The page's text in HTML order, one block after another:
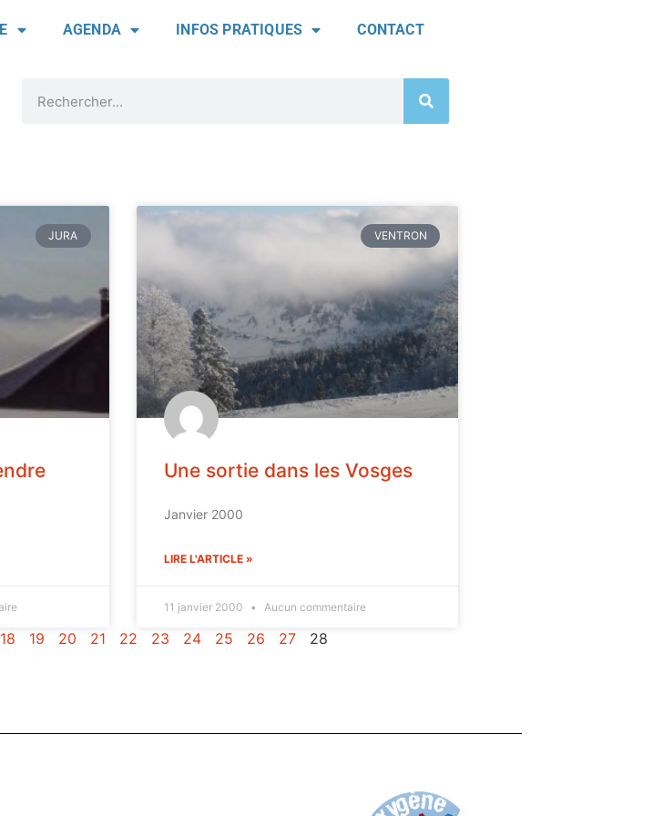
AGENDA INFOS PRATIQUES CONTACT
JURA VENTRON
Une sortie dans les Vosges
Janvier 2000
LIRE L'ARTICLE »
11 janvier 2000 Aucun commentaire
18 19 20 21 22 23 24 25 26 27 28